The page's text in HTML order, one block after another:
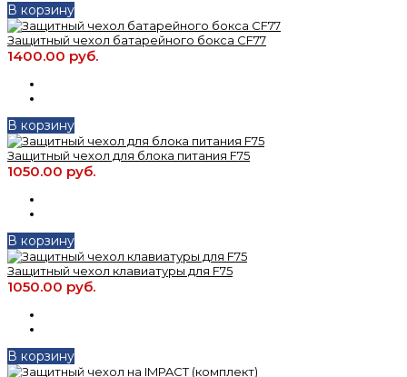
В корзину
Защитный чехол батарейного бокса CF77
1400.00 руб.
В корзину
Защитный чехол для блока питания F75
1050.00 руб.
В корзину
Защитный чехол клавиатуры для F75
1050.00 руб.
В корзину